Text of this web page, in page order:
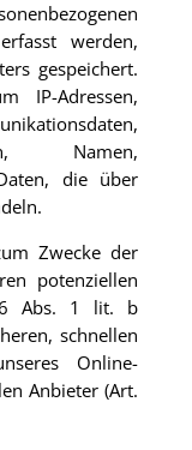
werden,
gespeichert.
Adressen,
Namen,
die über
Zwecke der
potenziellen
6 Abs. 1 lit. b
schnellen
Online-
Anbieter (Art.